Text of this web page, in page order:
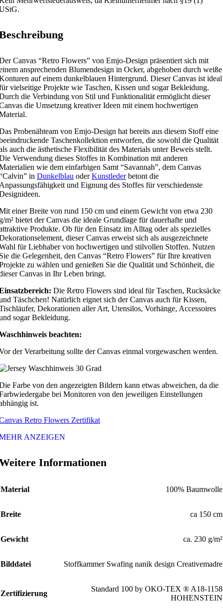
Canvas “Retro Flowers” von Emjo-Design präsentiert sich mit
ansprechenden Blumendesign in Ocker, abgehoben durch weiße
auf einem dunkelblauen Hintergrund. Dieser Canvas ist ideal
vielseitige Projekte wie Taschen, Kissen und sogar Bekleidung.
die Verbindung von Stil und Funktionalität ermöglicht dieser
die Umsetzung kreativer Ideen mit einem hochwertigen
Probenähteam von Emjo-Design hat bereits aus diesem Stoff eine
Taschenkollektion entworfen, die sowohl die Qualität
auch die ästhetische Flexibilität des Materials unter Beweis stellt.
Verwendung dieses Stoffes in Kombination mit anderen
wie dem einfarbigen Samt “Savannah”, dem Canvas
in Dunkelblau oderKunstlederbetont die
und Eignung des Stoffes für verschiedenste
einer Breite von rund 150 cm und einem Gewicht von etwa 230
m² bietet der Canvas die ideale Grundlage für dauerhafte und
Produkte. Ob für den Einsatz im Alltag oder als spezielles
dieser Canvas erweist sich als ausgezeichnete
für Liebhaber von hochwertigen und stilvollen Stoffen. Nutzen
die Gelegenheit, den Canvas “Retro Flowers” für Ihre kreativen
zu wählen und genießen Sie die Qualität und Schönheit, die
Canvas in Ihr Leben bringt.
Die Retro Flowers sind ideal für Taschen, Rucksäcke
Täschchen! Natürlich eignet sich der Canvas auch für Kissen,
Dekorationen aller Art, Utensilos, Vorhänge, Accessoires
sogar Bekleidung.
beachten:
der Verarbeitung sollte der Canvas einmal vorgewaschen werden.
Farbe von den angezeigten Bildern kann etwas abweichen, da die
bei Monitoren von den jeweiligen Einstellungen
ist.
Retro Flowers Zertifikat
ANZEIGEN
Informationen
Material 100% Baumwolle
Breite ca 150 cm
Gewicht ca. 230 g/m²
Bilddatei Stoffkammer Swafing nanik design Creativemadre
Zertifizierung
Standard 100 by OKO-TEX ® A18-1158
HOHENSTEIN